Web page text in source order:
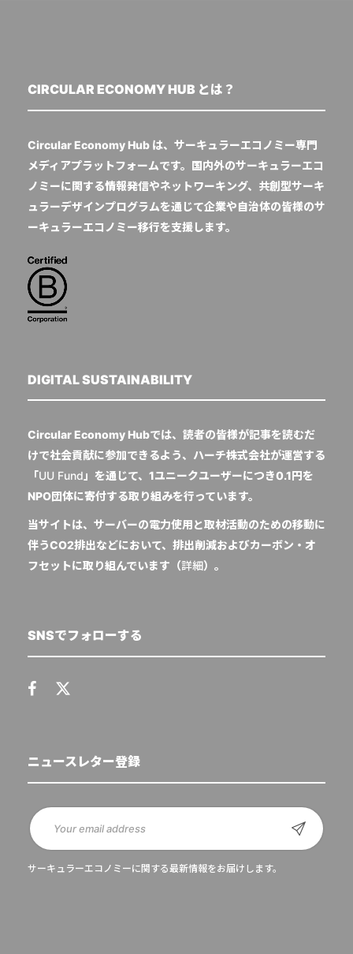
CIRCULAR ECONOMY HUB とは？
Circular Economy Hub は、サーキュラーエコノミー専門
メディアプラットフォームです。国内外のサーキュラーエコ
ノミーに関する情報発信やネットワーキング、共創型サーキ
ュラーデザインプログラムを通じて企業や自治体の皆様のサ
ーキュラーエコノミー移行を支援します。
DIGITAL SUSTAINABILITY
Circular Economy Hubでは、読者の皆様が記事を読むだ
けで社会貢献に参加できるよう、ハーチ株式会社が運営する
「UU Fund 」を通じて、1ユニークユーザーにつき0.1円を
NPO団体に寄付する取り組みを行っています。
当サイトは、サーバーの電力使用と取材活動のための移動に
伴うCO2排出などにおいて、排出削減およびカーボン・オ
フセットに取り組んでいます（詳細）。
SNSでフォローする
ニュースレター登録
サーキュラーエコノミーに関する最新情報をお届けします。